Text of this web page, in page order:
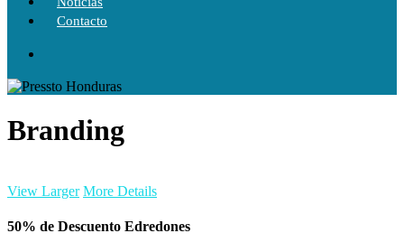
Contacto
Branding
View Larger More Details
50% de Descuento Edredones